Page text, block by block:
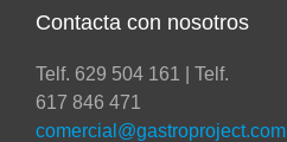
Contacta con nosotros
Telf. 629 504 161 | Telf.
617 846 471
comercial@gastroproject.com